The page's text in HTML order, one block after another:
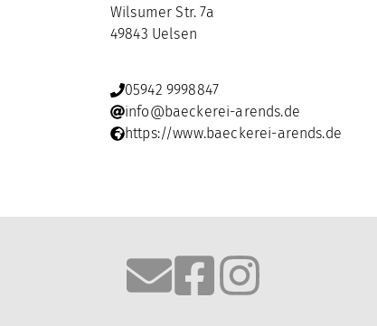
Wilsumer Str. 7a
49843 Uelsen
05942 9998847
info@baeckerei-arends.de
https://www.baeckerei-arends.de